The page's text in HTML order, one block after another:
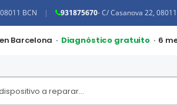
BCN | 931875670- C/ Casanova 22,
Barcelona · Diagnóstico gratuito · 6